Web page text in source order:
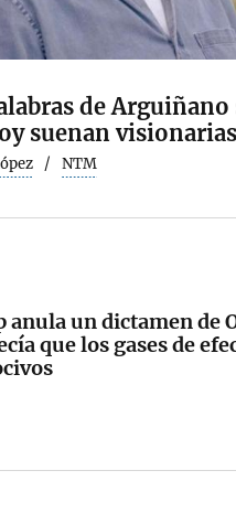
de
suenan visionarias
NTM
anula un dictamen de
que los gases de